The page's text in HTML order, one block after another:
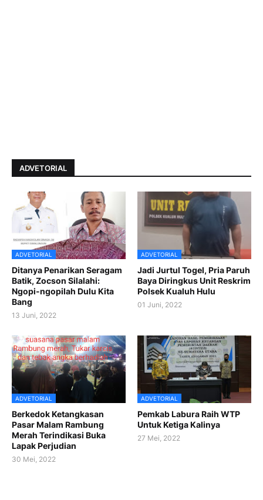
ADVETORIAL
ADVETORIAL
Ditanya Penarikan Seragam
Batik, Zocson Silalahi:
Ngopi-ngopilah Dulu Kita
Bang
13 Juni, 2022
ADVETORIAL
Jadi Jurtul Togel, Pria Paruh
Baya Diringkus Unit Reskrim
Polsek Kualuh Hulu
01 Juni, 2022
ADVETORIAL
Berkedok Ketangkasan
Pasar Malam Rambung
Merah Terindikasi Buka
Lapak Perjudian
30 Mei, 2022
ADVETORIAL
Pemkab Labura Raih WTP
Untuk Ketiga Kalinya
27 Mei, 2022